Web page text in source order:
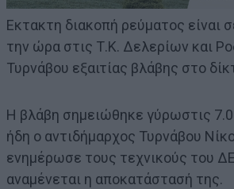
Εκτακτη διακοπή ρεύματος είναι
την ώρα στις Τ.Κ. Δελερίων και
Τυρνάβου εξαιτίας βλάβης στο
Η βλάβη σημειώθηκε γύρωστις
ήδη ο αντιδήμαρχος Τυρνάβου
ενημέρωσε τους τεχνικούς του
αναμένεται η αποκατάστασή της.